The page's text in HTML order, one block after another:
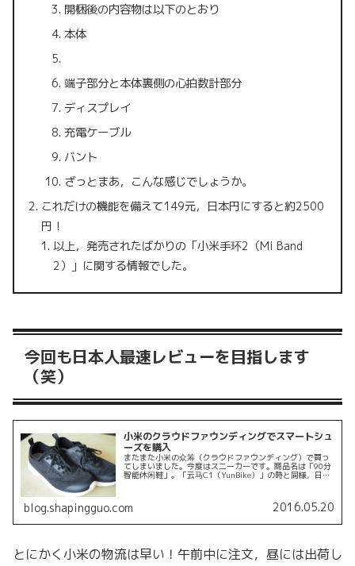
開梱後の内容物は以下のとおり
本体
端子部分と本体裏側の心拍数計部分
ディスプレイ
充電ケーブル
バント
ざっとまあ，こんな感じでしょうか。
これだけの機能を備えて149元，日本円にすると約2500
円！
以上，発売されたばかりの「小米手环2（Mi Band
2）」に関する情報でした。
今回も日本人最速レビューを目指します
（笑）
小米のクラウドファウンディングでスマートシュ
ーズを購入
またまた小米の众筹（クラウドファウンディング）で買っ
てしまいました。今度はスニーカーです。商品名は「90分
智能休闲鞋」。「云马C1（YunBike）」の時と同様，日本
人でこの商品をレビューするのは，おそらくわたしが最初
blog.shapingguo.com 2016.05.20
とにかく小米の物流は早い！午前中に注文，昼には出荷し